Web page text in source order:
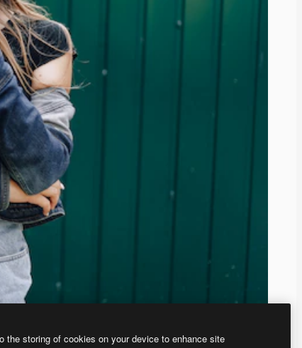
the storing of cookies on your device to enhance site